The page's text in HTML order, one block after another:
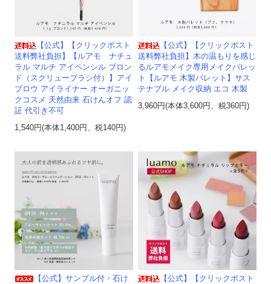
【公式】【クリックポスト
送料弊社負担】【ルアモ ナチュ
ラル マルチ アイペンシル ブロン
ド（スクリューブラシ付）】アイ
ブロウ アイライナー オーガニッ
クコスメ 天然由来 石けんオフ 認
証 代引き不可
1,540円(本体1,400円、税140円)
【公式】【クリックポスト
送料弊社負担】木の温もりを感じ
るルアモメイク専用メイクパレッ
ト【ルアモ 木製パレット】サス
テナブル メイク収納 エコ 木製
3,960円(本体3,600円、税360円)
【公式】サンプル付・石け
【公式】【クリックポスト